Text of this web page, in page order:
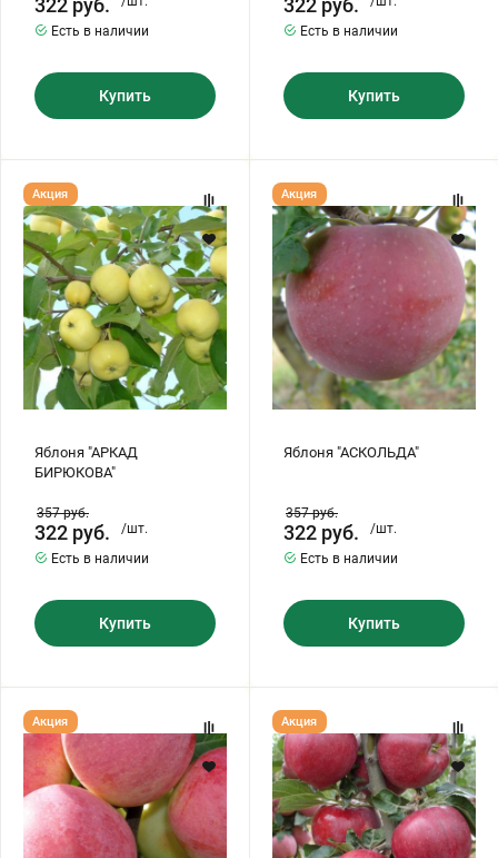
322 руб.
Есть в наличии
Купить
322 руб.
Есть в наличии
Купить
Яблоня
"АРКАД
БИРЮКОВА"
Яблоня "АРКАД
БИРЮКОВА"
Акция
357руб.
322 руб.
/шт.
Есть в наличии
Купить
Яблоня
"АСКОЛЬДА"
Яблоня "АСКОЛЬДА"
Акция
357руб.
322 руб.
/шт.
Есть в наличии
Купить
Яблоня
"АРОМАТ
УКТУСА"
Акция
Яблоня
"АРКАИМ"
Акция